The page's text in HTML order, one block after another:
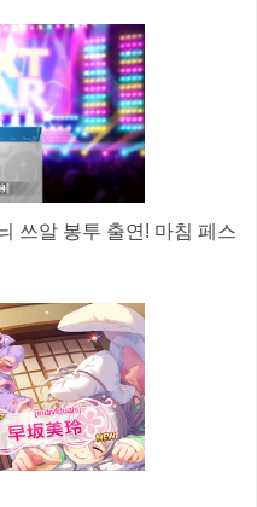
쓰알 봉투 출연! 마침 페스